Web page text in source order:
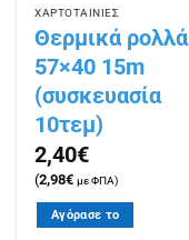
ΧΑΡΤΟΤΑΙΝΙΕΣ
Θερμικά ρολλά
57×40 15m
(συσκευασία
10τεμ)
2,40€
(2,98€ με ΦΠΑ)
Αγόρασε το